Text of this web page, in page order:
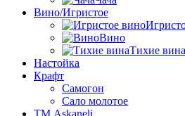
Вино/Игристое
Вино
Тихие вина
Настойка
Крафт
Самогон
Сало молотое
ТМ Askaneli